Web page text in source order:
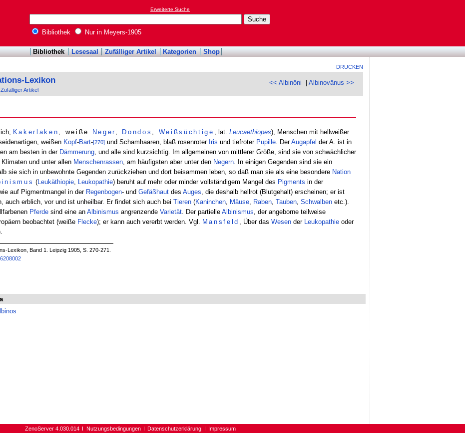
Erweiterte Suche
Bibliothek Nur in Meyers-1905
Bibliothek Lesesaal Zufälliger Artikel Kategorien Shop
DRUCKEN
<< Albinōni |Albinovānus >>
Lexikon
Zufälliger Artikel
Kakerlaken , weiße Neger Dondos Weißsüchtige , lat. Leucaethiopes), Menschen mit hellweißer
weißen Kopf-Bart-[270]und Schamhaaren, blaß rosenroter Iris und tiefroter Pupille. DerAugapfel der A. ist in
am besten in der Dämmerung, und alle sind kurzsichtig. Im allgemeinen von mittlerer Größe, sind sie von schwächlicher
und unter allen Menschenrassen, am häufigsten aber unter den Negern. In einigen Gegenden sind sie ein
sie sich in unbewohnte Gegenden zurückziehen und dort beisammen leben, so daß man sie als eine besondere Nation
( Leukäthiopie Leukopathie) beruht auf mehr oder minder vollständigem Mangel des Pigments in der
auf Pigmentmangel in der Regenbogen- und Gefäßhautdes Auges , die deshalb hellrot (Blutgehalt) erscheinen; er ist
auch erblich, vor und ist unheilbar. Er findet sich auch bei Tieren(Kaninchen, Mäuse, Raben, Tauben, Schwalbenetc.).
Pferdesind eine an Albinismus angrenzende Varietät. Der partielle Albinismus , der angeborne teilweise
beobachtet (weiße Flecke); er kann auch vererbt werden. Vgl. Mansfeld , Über das Wesen der Leukopathie oder
Lexikon, Band 1. Leipzig 1905, S. 270-271.
ZenoServer 4.030.014 Nutzungsbedingungen Datenschutzerklärung Impressum